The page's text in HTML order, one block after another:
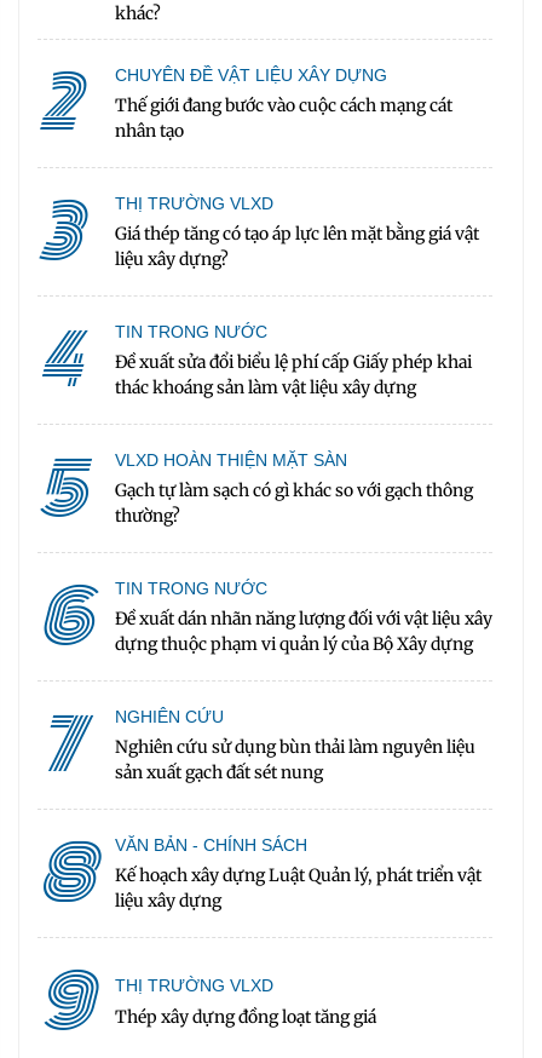
khác?
2 CHUYÊN ĐỀ VẬT LIỆU XÂY DỰNG
Thế giới đang bước vào cuộc cách mạng cát
nhân tạo
3 THỊ TRƯỜNG VLXD
Giá thép tăng có tạo áp lực lên mặt bằng giá vật
liệu xây dựng?
4 TIN TRONG NƯỚC
Đề xuất sửa đổi biểu lệ phí cấp Giấy phép khai
thác khoáng sản làm vật liệu xây dựng
5 VLXD HOÀN THIỆN MẶT SÀN
Gạch tự làm sạch có gì khác so với gạch thông
thường?
6 TIN TRONG NƯỚC
Đề xuất dán nhãn năng lượng đối với vật liệu xây
dựng thuộc phạm vi quản lý của Bộ Xây dựng
7 NGHIÊN CỨU
Nghiên cứu sử dụng bùn thải làm nguyên liệu
sản xuất gạch đất sét nung
8 VĂN BẢN - CHÍNH SÁCH
Kế hoạch xây dựng Luật Quản lý, phát triển vật
liệu xây dựng
9 THỊ TRƯỜNG VLXD
Thép xây dựng đồng loạt tăng giá